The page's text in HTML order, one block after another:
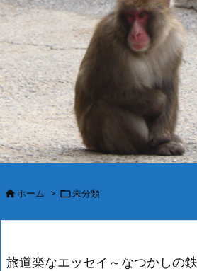
ホーム > 未分類
旅道楽なエッセイ～なつかしの